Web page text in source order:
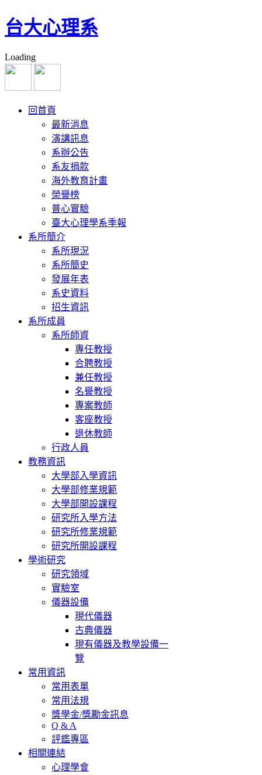
台大心理系
Loading
回首頁
最新消息
演講訊息
系辦公告
系友捐款
海外教育計畫
榮譽榜
普心實驗
臺大心理學系季報
系所簡介
系所現況
系所簡史
發展年表
系史資料
招生資訊
系所成員
系所師資
專任教授
合聘教授
兼任教授
名譽教授
專案教師
客座教授
退休教師
行政人員
教務資訊
大學部入學資訊
大學部修業規範
大學部開設課程
研究所入學方法
研究所修業規範
研究所開設課程
學術研究
研究領域
實驗室
儀器設備
現代儀器
古典儀器
現有儀器及教學設備一
覽
常用資訊
常用表單
常用法規
獎學金/獎勵金訊息
Q & A
評鑑專區
相關連結
心理學會